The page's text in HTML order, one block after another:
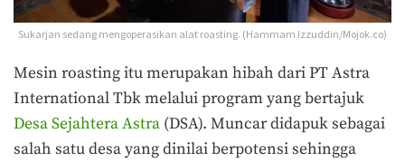
Sukarjan sedang mengoperasikan alat roasting. (Hammam Izzuddin/Mojok.co)
Mesin roasting itu merupakan hibah dari PT Astra
International Tbk melalui program yang bertajuk
Desa Sejahtera Astra (DSA). Muncar didapuk sebagai
salah satu desa yang dinilai berpotensi sehingga